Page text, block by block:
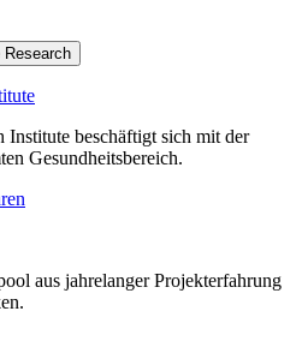
Research
Institute beschäftigt sich mit der
Gesundheitsbereich.
aus jahrelanger Projekterfahrung